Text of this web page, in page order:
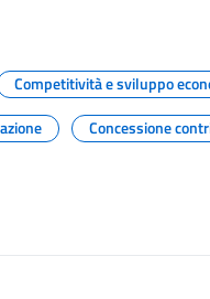
Competitività e sviluppo
Concessione